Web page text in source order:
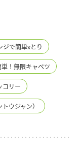
ジで簡単xとり
単！無限キャベツ
コリー
ウジャン）